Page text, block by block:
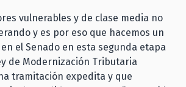
vulnerables y de clase media no
y es por eso que hacemos un
el Senado en esta segunda etapa
de Modernización Tributaria
tramitación expedita y que